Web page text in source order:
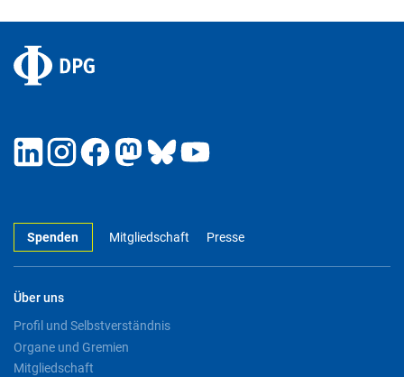
Spenden Mitgliedschaft Presse
Über uns
Profil und Selbstverständnis
Organe und Gremien
Mitgliedschaft